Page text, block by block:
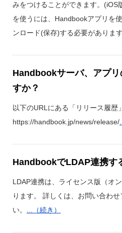
みをつけることができます。
を使うには、Handbookアプリを
ンロード(保存)する必要がありま
Handbookサーバ、アプ
すか？
以下のURLにある「リリース履歴
https://handbook.jp/news/release/
HandbookでLDAP連携す
LDAP連携は、ライセンス版（オ
ります。 詳しくは、お問い合わ
い。
...（続き）